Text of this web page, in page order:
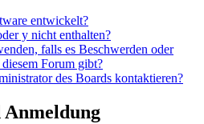
entwickelt?
y nicht enthalten?
falls es Beschwerden oder
Forum gibt?
des Boards kontaktieren?